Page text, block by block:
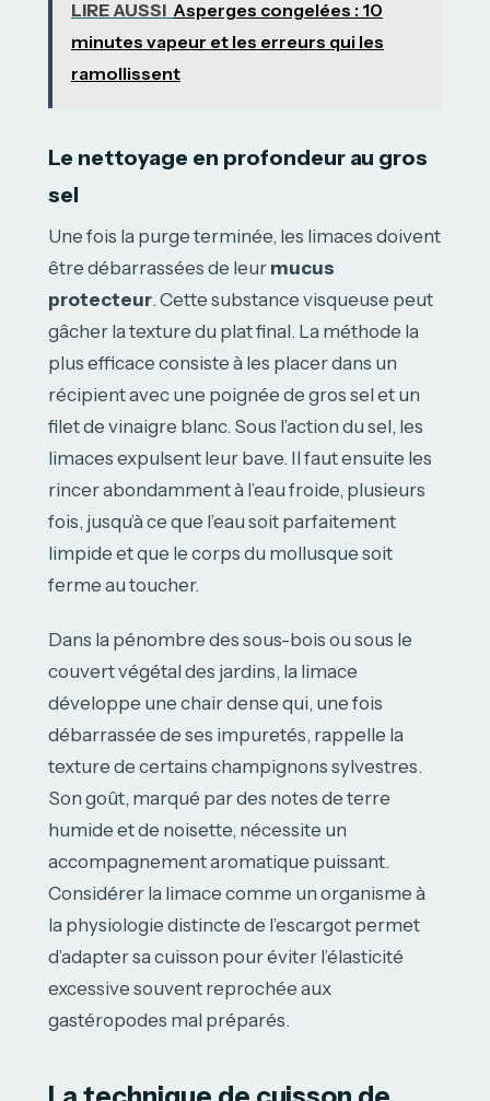
LIRE AUSSI Asperges congelées : 10
minutes vapeur et les erreurs qui les
ramollissent
Le nettoyage en profondeur au gros
sel
Une fois la purge terminée, les limaces doivent
être débarrassées de leur mucus
protecteur. Cette substance visqueuse peut
gâcher la texture du plat final. La méthode la
plus efficace consiste à les placer dans un
récipient avec une poignée de gros sel et un
filet de vinaigre blanc. Sous l’action du sel, les
limaces expulsent leur bave. Il faut ensuite les
rincer abondamment à l’eau froide, plusieurs
fois, jusqu’à ce que l’eau soit parfaitement
limpide et que le corps du mollusque soit
ferme au toucher.
Dans la pénombre des sous-bois ou sous le
couvert végétal des jardins, la limace
développe une chair dense qui, une fois
débarrassée de ses impuretés, rappelle la
texture de certains champignons sylvestres.
Son goût, marqué par des notes de terre
humide et de noisette, nécessite un
accompagnement aromatique puissant.
Considérer la limace comme un organisme à
la physiologie distincte de l’escargot permet
d’adapter sa cuisson pour éviter l’élasticité
excessive souvent reprochée aux
gastéropodes mal préparés.